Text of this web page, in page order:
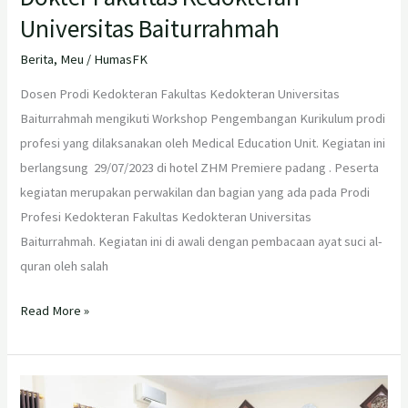
Universitas Baiturrahmah
Berita, Meu / HumasFK
Dosen Prodi Kedokteran Fakultas Kedokteran Universitas
Baiturrahmah mengikuti Workshop Pengembangan Kurikulum prodi
profesi yang dilaksanakan oleh Medical Education Unit. Kegiatan ini
berlangsung 29/07/2023 di hotel ZHM Premiere padang . Peserta
kegiatan merupakan perwakilan dan bagian yang ada pada Prodi
Profesi Kedokteran Fakultas Kedokteran Universitas
Baiturrahmah. Kegiatan ini di awali dengan pembacaan ayat suci al-
quran oleh salah
Read More »
Workshop